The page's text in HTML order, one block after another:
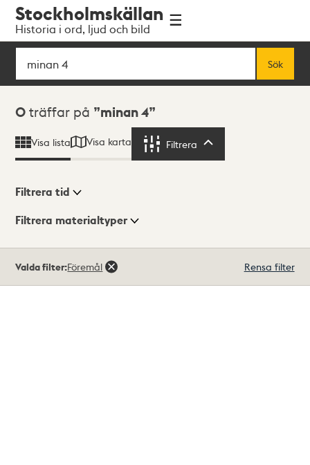
navigationen
huvudinnehållet
Stockholmskällan
Historia i ord, ljud och bild
Sök
Sök
Sökresultat
0 träffar på minan 4
Visa lista Visa karta Filtrera
Visningsläge
Filtrera tid
Filtrera materialtyper
träffar
Valda filter:Föremål Rensa filter